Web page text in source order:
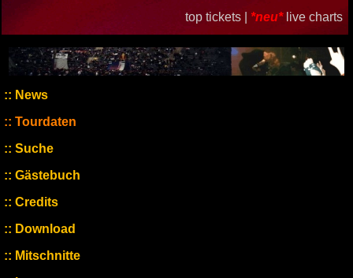
top tickets | *neu* live charts
News
Tourdaten
Suche
Gästebuch
Credits
Download
Mitschnitte